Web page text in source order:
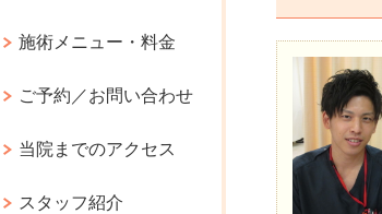
施術メニュー・料金
ご予約／お問い合わせ
当院までのアクセス
スタッフ紹介